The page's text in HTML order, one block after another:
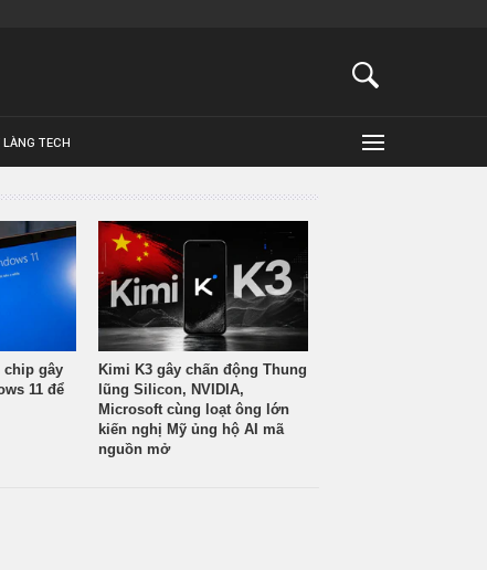
LÀNG TECH
chip gây
11 để
Kimi K3 gây chấn động Thung
lũng Silicon, NVIDIA,
Microsoft cùng loạt ông lớn
kiến nghị Mỹ ủng hộ AI mã
nguồn mở